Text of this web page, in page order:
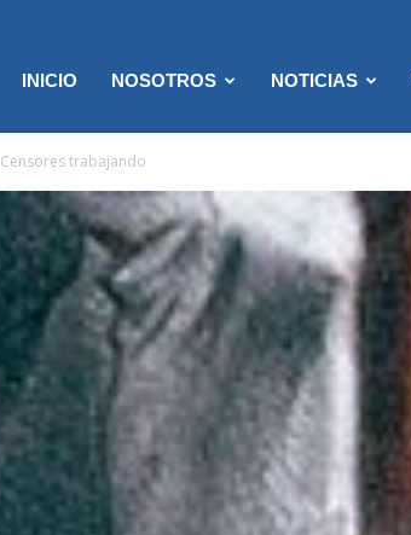
INICIO NOSOTROS NOTICIAS
Censores trabajando